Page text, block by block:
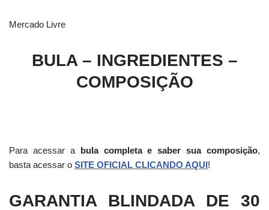
Mercado Livre
BULA – INGREDIENTES –
COMPOSIÇÃO
Para acessar a bula completa e saber sua composição,
basta acessar o SITE OFICIAL CLICANDO AQUI!
GARANTIA BLINDADA DE 30